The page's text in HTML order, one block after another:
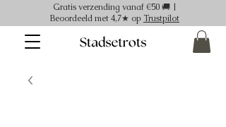
Gratis verzending vanaf €50 🚚 |
Beoordeeld met 4,7★ op Trustpilot